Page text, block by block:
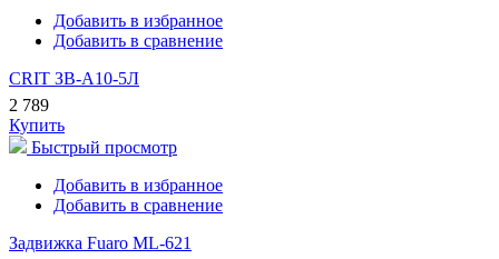
Добавить в избранное
Добавить в сравнение
CRIT ЗВ-A10-5Л
2 789
Купить
Быстрый просмотр
Добавить в избранное
Добавить в сравнение
Задвижка Fuaro ML-621